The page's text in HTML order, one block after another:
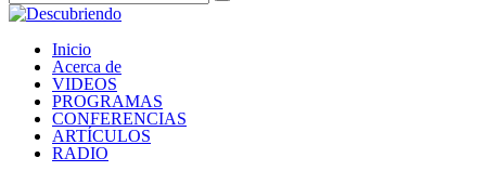
Inicio
Acerca de
VIDEOS
PROGRAMAS
CONFERENCIAS
ARTÍCULOS
RADIO